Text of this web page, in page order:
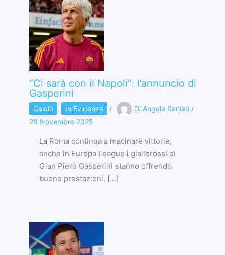
“Ci sarà con il Napoli”: l’annuncio di
Gasperini
Calcio , In Evidenza / Di Angelo Ranieri /
28 Novembre 2025
La Roma continua a macinare vittorie,
anche in Europa League i giallorossi di
Gian Piero Gasperini stanno offrendo
buone prestazioni. […]